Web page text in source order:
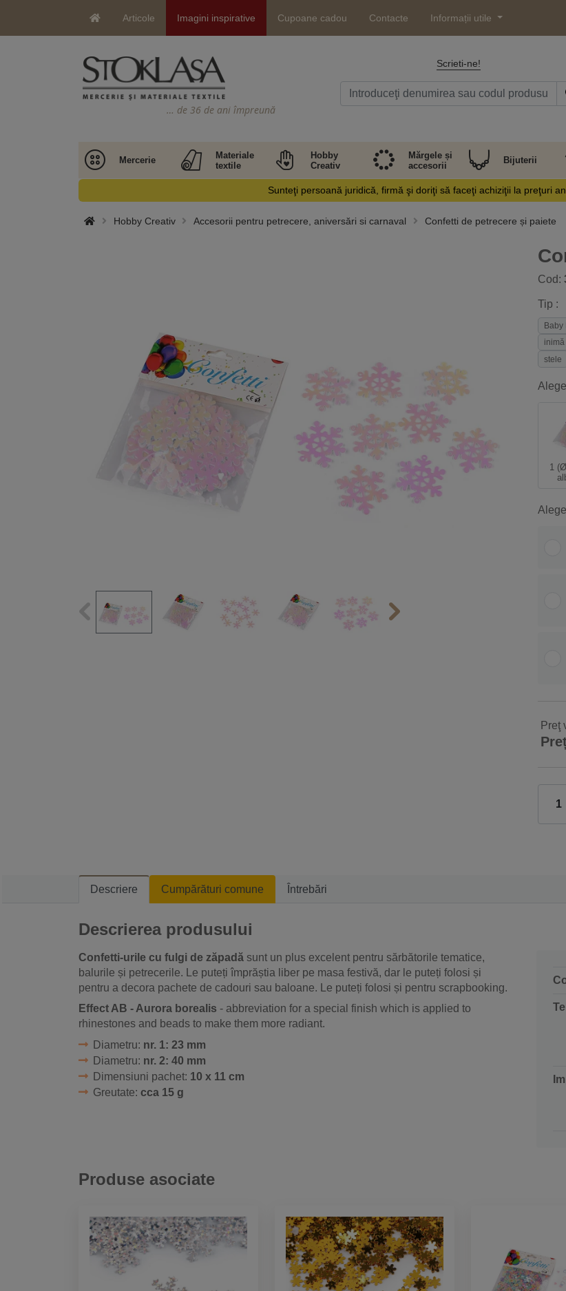
Articole Imagini inspirative Cupoane cadou Contacte Informații utile
… de 36 de ani împreună
Scrieti-ne!
Mercerie
Materiale
textile
Hobby
Creativ
Mărgele și
accesorii
Bijuterii
Sunteţi persoană juridică, firmă şi doriţi să faceţi achiziţii la preţuri
Hobby Creativ Accesorii pentru petrecere, aniversări si carnaval Confetti de petrecere și paiete
Cod:
Tip :
Baby
inimă
stele
1
Preţ
Descriere Cumpărături comune Întrebări
Descrierea produsului
Confetti-urile cu fulgi de zăpadă sunt un plus excelent pentru sărbătorile tematice,
balurile și petrecerile. Le puteți împrăștia liber pe masa festivă, dar le puteți folosi și
pentru a decora pachete de cadouri sau baloane. Le puteți folosi și pentru scrapbooking.
Effect AB - Aurora borealis - abbreviation for a special finish which is applied to
rhinestones and beads to make them more radiant.
Diametru: nr. 1: 23 mm
Diametru: nr. 2: 40 mm
Dimensiuni pachet: 10 x 11 cm
Greutate: cca 15 g
Produse asociate